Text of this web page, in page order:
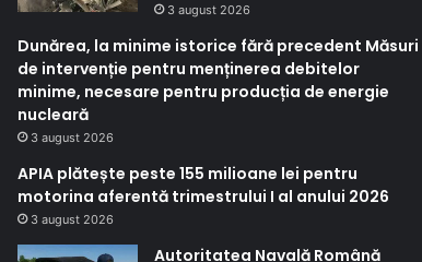
3 august 2026
Dunărea, la minime istorice fără precedent Măsuri
de intervenție pentru menținerea debitelor
minime, necesare pentru producția de energie
nucleară
3 august 2026
APIA plătește peste 155 milioane lei pentru
motorina aferentă trimestrului I al anului 2026
3 august 2026
Autoritatea Navală Română